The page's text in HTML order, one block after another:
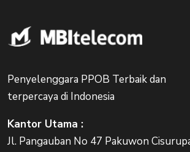
Penyelenggara PPOB Terbaik dan
terpercaya di Indonesia
Kantor Utama :
Jl. Pangauban No 47 Pakuwon